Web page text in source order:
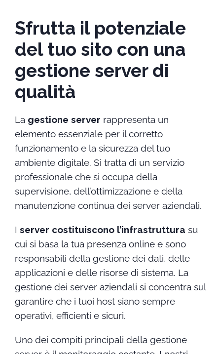
Sfrutta il potenziale
del tuo sito con una
gestione server di
qualità
La gestione server rappresenta un
elemento essenziale per il corretto
funzionamento e la sicurezza del tuo
ambiente digitale. Si tratta di un servizio
professionale che si occupa della
supervisione, dell’ottimizzazione e della
manutenzione continua dei server aziendali.
I server costituiscono l’infrastruttura su
cui si basa la tua presenza online e sono
responsabili della gestione dei dati, delle
applicazioni e delle risorse di sistema. La
gestione dei server aziendali si concentra sul
garantire che i tuoi host siano sempre
operativi, efficienti e sicuri.
Uno dei compiti principali della gestione